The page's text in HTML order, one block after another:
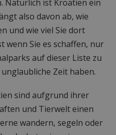
Natürlich ist Kroatien ein
also davon ab, wie
und wie viel Sie dort
wenn Sie es schaffen, nur
auf dieser Liste zu
Zeit haben.
sind aufgrund ihrer
und Tierwelt einen
wandern, segeln oder